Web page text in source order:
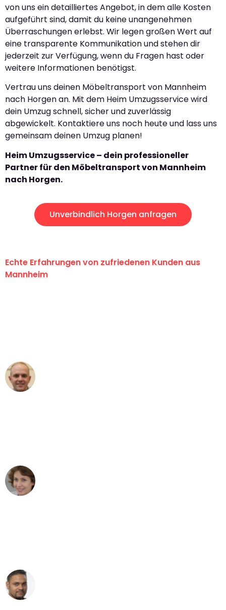
von uns ein detailliertes Angebot, in dem alle Kosten
aufgeführt sind, damit du keine unangenehmen
Überraschungen erlebst. Wir legen großen Wert auf
eine transparente Kommunikation und stehen dir
jederzeit zur Verfügung, wenn du Fragen hast oder
weitere Informationen benötigst.
Vertrau uns deinen Möbeltransport von Mannheim
nach Horgen an. Mit dem Heim Umzugsservice wird
dein Umzug schnell, sicher und zuverlässig
abgewickelt. Kontaktiere uns noch heute und lass uns
gemeinsam deinen Umzug planen!
Heim Umzugsservice – dein professioneller
Partner für den Möbeltransport von Mannheim
nach Horgen.
Unverbindlich Horgen anfragen
Echte Erfahrungen von zufriedenen Kunden aus
Mannheim